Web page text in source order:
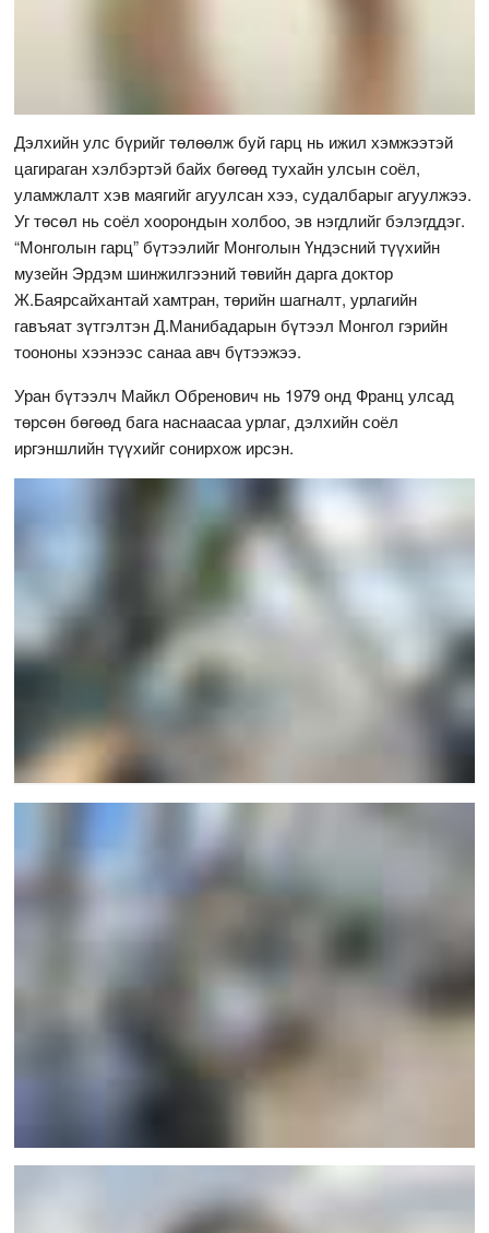
Дэлхийн улс бүрийг төлөөлж буй гарц нь ижил хэмжээтэй
цагираган хэлбэртэй байх бөгөөд тухайн улсын соёл,
уламжлалт хэв маягийг агуулсан хээ, судалбарыг агуулжээ.
Уг төсөл нь соёл хоорондын холбоо, эв нэгдлийг бэлэгддэг.
“Монголын гарц” бүтээлийг Монголын Үндэсний түүхийн
музейн Эрдэм шинжилгээний төвийн дарга доктор
Ж.Баярсайхантай хамтран, төрийн шагналт, урлагийн
гавъяат зүтгэлтэн Д.Манибадарын бүтээл Монгол гэрийн
тоононы хээнээс санаа авч бүтээжээ.
Уран бүтээлч Майкл Обренович нь 1979 онд Франц улсад
төрсөн бөгөөд бага наснаасаа урлаг, дэлхийн соёл
иргэншлийн түүхийг сонирхож ирсэн.